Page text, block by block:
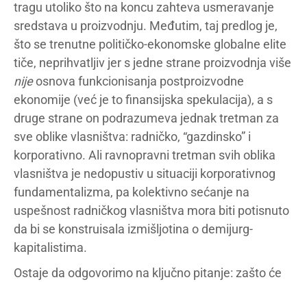
tragu utoliko što na koncu zahteva usmeravanje
sredstava u proizvodnju. Međutim, taj predlog je,
što se trenutne političko-ekonomske globalne elite
tiče, neprihvatljiv jer s jedne strane proizvodnja više
nijeosnova funkcionisanja postproizvodne
ekonomije (već je to finansijska spekulacija), a s
druge strane on podrazumeva jednak tretman za
sve oblike vlasništva: radničko, “gazdinsko” i
korporativno. Ali ravnopravni tretman svih oblika
vlasništva je nedopustiv u situaciji korporativnog
fundamentalizma, pa kolektivno sećanje na
uspešnost radničkog vlasništva mora biti potisnuto
da bi se konstruisala izmišljotina o demijurg-
kapitalistima.
Ostaje da odgovorimo na ključno pitanje: zašto će